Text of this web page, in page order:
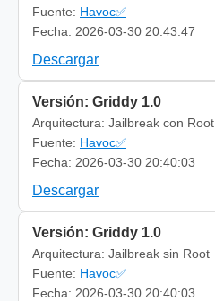
Fuente: Havoc✅
Fecha: 2026-03-30 20:43:47
Descargar
Versión: Griddy 1.0
Arquitectura: Jailbreak con Root
Fuente: Havoc✅
Fecha: 2026-03-30 20:40:03
Descargar
Versión: Griddy 1.0
Arquitectura: Jailbreak sin Root
Fuente: Havoc✅
Fecha: 2026-03-30 20:40:03